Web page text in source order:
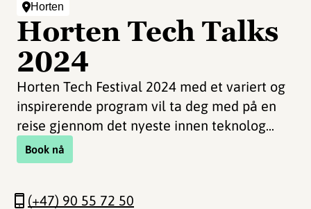
Horten
Horten Tech Talks
2024
Horten Tech Festival 2024 med et variert og
inspirerende program vil ta deg med på en
reise gjennom det nyeste innen teknolog...
Book nå
(+47) 90 55 72 50